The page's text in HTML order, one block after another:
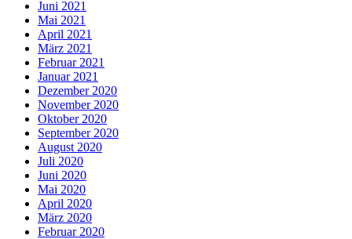
Juni 2021
Mai 2021
April 2021
März 2021
Februar 2021
Januar 2021
Dezember 2020
November 2020
Oktober 2020
September 2020
August 2020
Juli 2020
Juni 2020
Mai 2020
April 2020
März 2020
Februar 2020